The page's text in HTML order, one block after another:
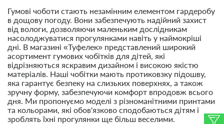
Гумові чоботи стають незамінним елементом гардеробу
в дощову погоду. Вони забезпечують надійний захист
від вологи, дозволяючи маленьким дослідникам
насолоджуватися прогулянками навіть у наймокріші
дні. В магазині «Туфелек» представлений широкий
асортимент гумових чобітків для дітей, які
відрізняються яскравим дизайном і високою якістю
матеріалів. Наші чобітки мають протиковзку підошву,
яка гарантує безпеку на слизьких поверхнях, а також
зручну форму, забезпечуючи комфорт впродовж всього
дня. Ми пропонуємо моделі з різноманітними принтами
та кольорами, які обов'язково сподобаються дітям і
зроблять їхні прогулянки ще більш веселими.